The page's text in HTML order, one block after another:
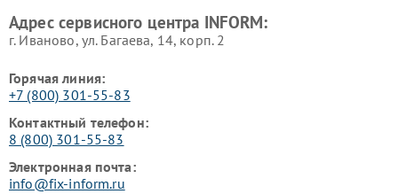
Адрес сервисного центра INFORM:
г. Иваново, ул. Багаева, 14, корп. 2
Горячая линия:
+7 (800) 301-55-83
Контактный телефон:
8 (800) 301-55-83
Электронная почта:
info@fix-inform.ru